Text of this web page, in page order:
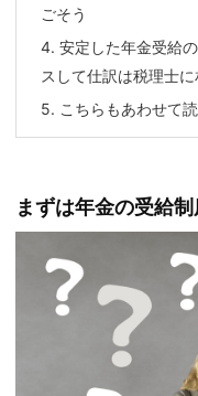
ごそう
4. 安定した年金受給
スして仕訳は税理士に
5. こちらもあわせて
まずは年金の受給